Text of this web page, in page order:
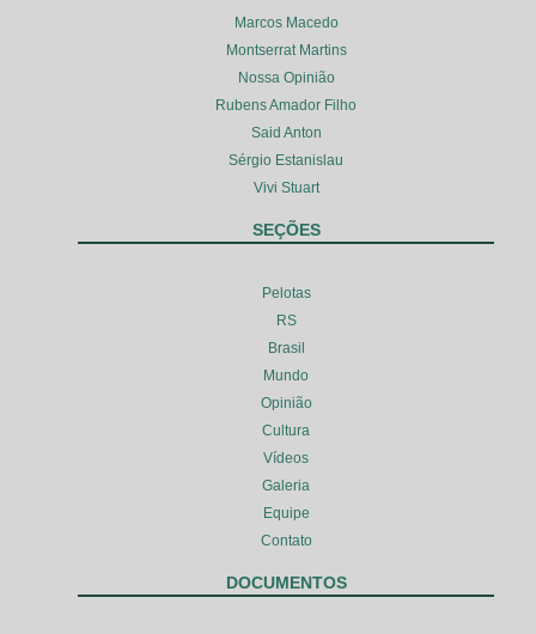
Marcos Macedo
Montserrat Martins
Nossa Opinião
Rubens Amador Filho
Said Anton
Sérgio Estanislau
Vivi Stuart
SEÇÕES
Pelotas
RS
Brasil
Mundo
Opinião
Cultura
Vídeos
Galeria
Equipe
Contato
DOCUMENTOS